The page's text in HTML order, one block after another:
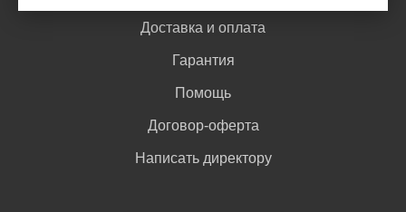
Доставка и оплата
Гарантия
Помощь
Договор-оферта
Написать директору